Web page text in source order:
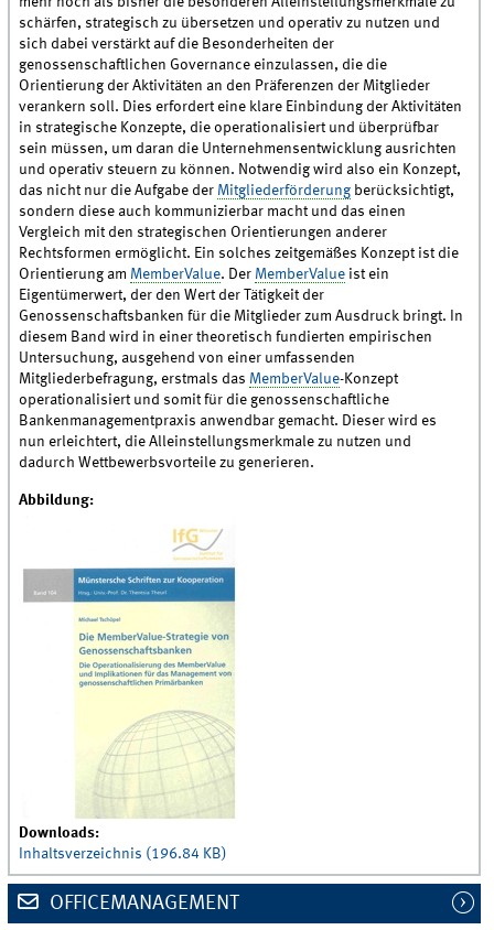
schärfen, strategisch zu übersetzen und operativ zu nutzen und
sich dabei verstärkt auf die Besonderheiten der
genossenschaftlichen Governance einzulassen, die die
Orientierung der Aktivitäten an den Präferenzen der Mitglieder
verankern soll. Dies erfordert eine klare Einbindung der Aktivitäten
in strategische Konzepte, die operationalisiert und überprüfbar
sein müssen, um daran die Unternehmensentwicklung ausrichten
und operativ steuern zu können. Notwendig wird also ein Konzept,
das nicht nur die Aufgabe der Mitgliederförderung berücksichtigt,
sondern diese auch kommunizierbar macht und das einen
Vergleich mit den strategischen Orientierungen anderer
Rechtsformen ermöglicht. Ein solches zeitgemäßes Konzept ist die
Orientierung am MemberValue. Der MemberValue ist ein
Eigentümerwert, der den Wert der Tätigkeit der
Genossenschaftsbanken für die Mitglieder zum Ausdruck bringt. In
diesem Band wird in einer theoretisch fundierten empirischen
Untersuchung, ausgehend von einer umfassenden
Mitgliederbefragung, erstmals das MemberValue-Konzept
operationalisiert und somit für die genossenschaftliche
Bankenmanagementpraxis anwendbar gemacht. Dieser wird es
nun erleichtert, die Alleinstellungsmerkmale zu nutzen und
dadurch Wettbewerbsvorteile zu generieren.
Abbildung:
Downloads:
Inhaltsverzeichnis (196.84 KB)
OFFICEMANAGEMENT